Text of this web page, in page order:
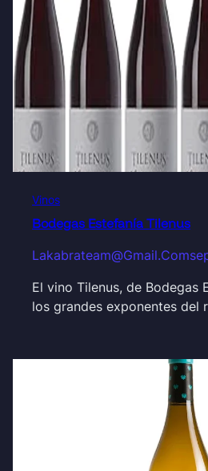
Vinos
Bodegas Estefanía Tilenus
Lakabrateam@gmail.com
El vino Tilenus, de Bodegas
los grandes exponentes del